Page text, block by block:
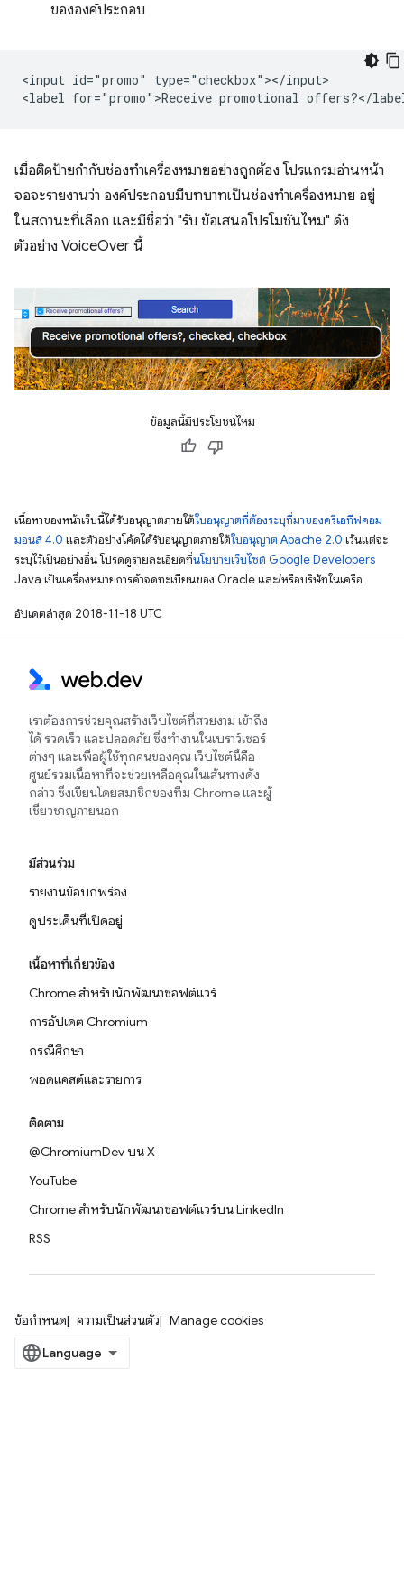
ขององค์ประกอบ
<input id="promo" type="checkbox"></input>
เมื่อติดป้ายกำกับช่องทำเครื่องหมายอย่างถูกต้อง โปรแกรมอ่านหน้า
จอจะรายงานว่า องค์ประกอบมีบทบาทเป็นช่องทำเครื่องหมาย อยู่
ในสถานะที่เลือก และมีชื่อว่า "รับ ข้อเสนอโปรโมชันไหม" ดัง
ตัวอย่าง VoiceOver นี้
ข้อมูลนี้มีประโยชน์ไหม
เนื้อหาของหน้าเว็บนี้ได้รับอนุญาตภายใต้ใบอนุญาตที่ต้องระบุที่มาของครีเอทีฟคอม
มอนส์ 4.0 และตัวอย่างโค้ดได้รับอนุญาตภายใต้ใบอนุญาต Apache 2.0 เว้นแต่จะ
ระบุไว้เป็นอย่างอื่น โปรดดูรายละเอียดที่นโยบายเว็บไซต์ Google Developers
Java เป็นเครื่องหมายการค้าจดทะเบียนของ Oracle และ/หรือบริษัทในเครือ
อัปเดตล่าสุด 2018-11-18 UTC
เราต้องการช่วยคุณสร้างเว็บไซต์ที่สวยงาม เข้าถึง
ได้ รวดเร็ว และปลอดภัย ซึ่งทำงานในเบราว์เซอร์
ต่างๆ และเพื่อผู้ใช้ทุกคนของคุณ เว็บไซต์นี้คือ
ศูนย์รวมเนื้อหาที่จะช่วยเหลือคุณในเส้นทางดัง
กล่าว ซึ่งเขียนโดยสมาชิกของทีม Chrome และผู้
เชี่ยวชาญภายนอก
มีส่วนร่วม
รายงานข้อบกพร่อง
ดูประเด็นที่เปิดอยู่
เนื้อหาที่เกี่ยวข้อง
Chrome สำหรับนักพัฒนาซอฟต์แวร์
การอัปเดต Chromium
กรณีศึกษา
พอดแคสต์และรายการ
ติดตาม
@ChromiumDev บน X
YouTube
Chrome สำหรับนักพัฒนาซอฟต์แวร์บน LinkedIn
RSS
ข้อกำหนด ความเป็นส่วนตัว Manage cookies